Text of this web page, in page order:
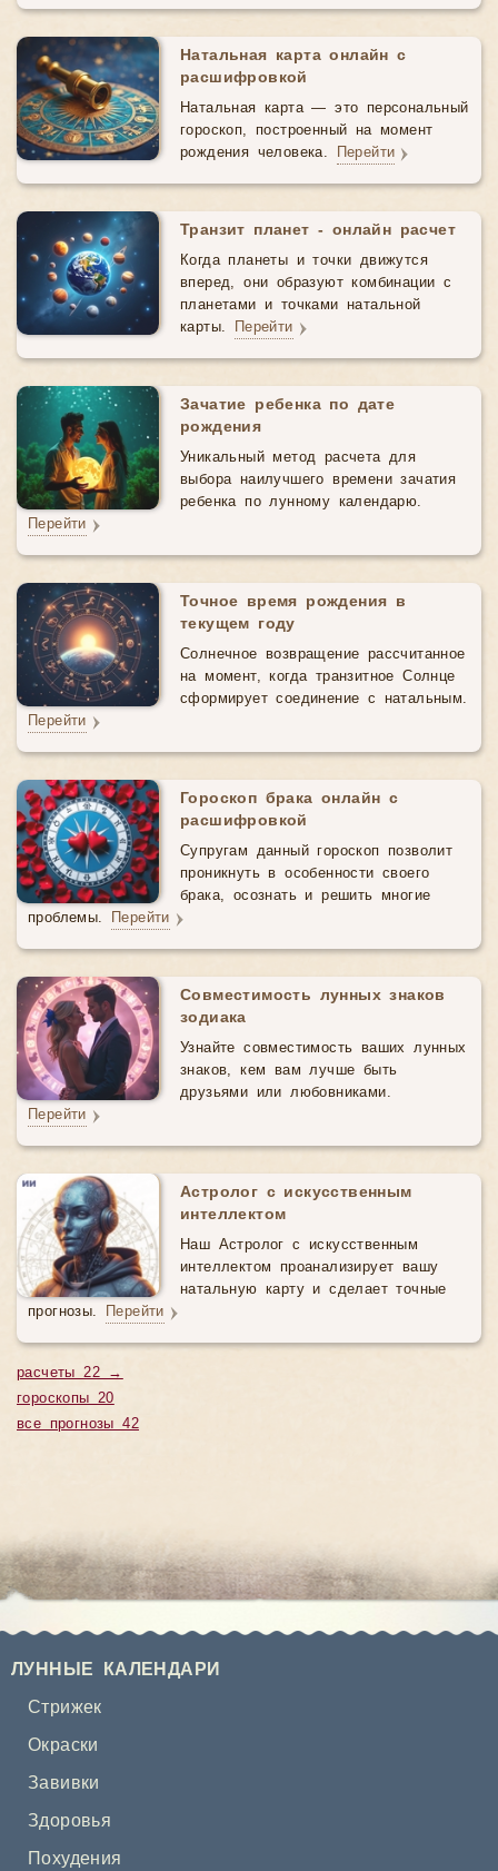
Натальная карта онлайн с
расшифровкой
Натальная карта — это персональный
гороскоп, построенный на момент
рождения человека. Перейти
Транзит планет - онлайн расчет
Когда планеты и точки движутся
вперед, они образуют комбинации с
планетами и точками натальной
карты. Перейти
Зачатие ребенка по дате
рождения
Уникальный метод расчета для
выбора наилучшего времени зачатия
ребенка по лунному календарю.
Перейти
Точное время рождения в
текущем году
Солнечное возвращение рассчитанное
на момент, когда транзитное Солнце
сформирует соединение с натальным.
Перейти
Гороскоп брака онлайн с
расшифровкой
Супругам данный гороскоп позволит
проникнуть в особенности своего
брака, осознать и решить многие
проблемы. Перейти
Совместимость лунных знаков
зодиака
Узнайте совместимость ваших лунных
знаков, кем вам лучше быть
друзьями или любовниками.
Перейти
Астролог с искусственным
интеллектом
Наш Астролог с искусственным
интеллектом проанализирует вашу
натальную карту и сделает точные
прогнозы. Перейти
расчеты 22 →
гороскопы 20
все прогнозы 42
ЛУННЫЕ КАЛЕНДАРИ
Стрижек
Окраски
Завивки
Здоровья
Похудения